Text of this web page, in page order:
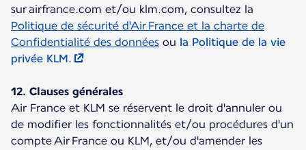
sur airfrance.com et/ou klm.com, consultez la
Politique de sécurité d'Air France et la charte de
Confidentialité des données ou la Politique de la vie
privée KLM.
12. Clauses générales
Air France et KLM se réservent le droit d'annuler ou
de modifier les fonctionnalités et/ou procédures d'un
compte Air France ou KLM, et/ou d'amender les